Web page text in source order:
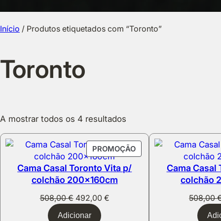
Início / Produtos etiquetados com “Toronto”
Toronto
A mostrar todos os 4 resultados
PROMOÇÃOPRODUTO
PROMOÇÃO
Cama Casal Toronto Vita p/
colchão 200x160cm
508,00€ O
preço
492,00 €O
Adicionar
Cama Casal
colchão
508,00